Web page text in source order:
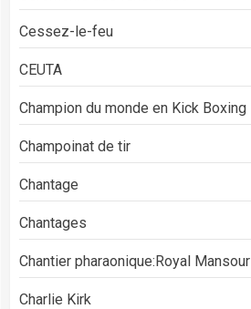
Cessez-le-feu
CEUTA
Champion du monde en Kick Boxing
Champoinat de tir
Chantage
Chantages
Chantier pharaonique:Royal Mansour
Charlie Kirk